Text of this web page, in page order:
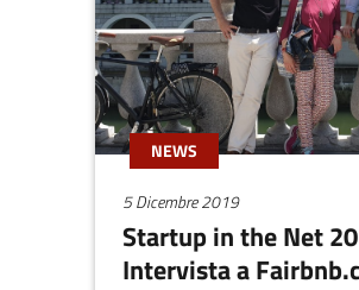
NEWS
5 Dicembre 2019
Startup in the Net
Intervista a